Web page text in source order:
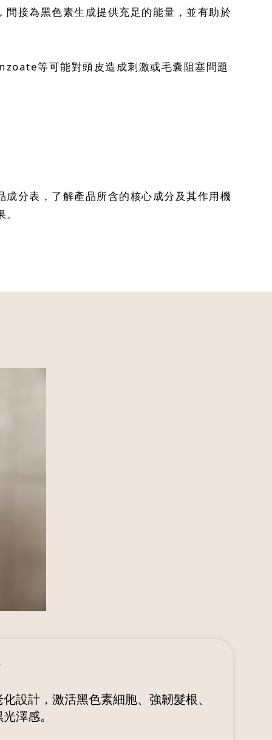
接為黑色素生成提供充足的能量，並有助於
等可能對頭皮造成刺激或毛囊阻塞問題
分表，了解產品所含的核心成分及其作用機
設計，激活黑色素細胞、強韌髮根、
澤感。